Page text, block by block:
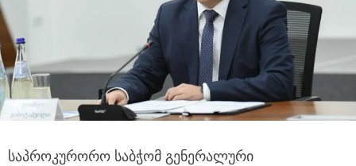
საპროკურორო საბჭომ გენერალური